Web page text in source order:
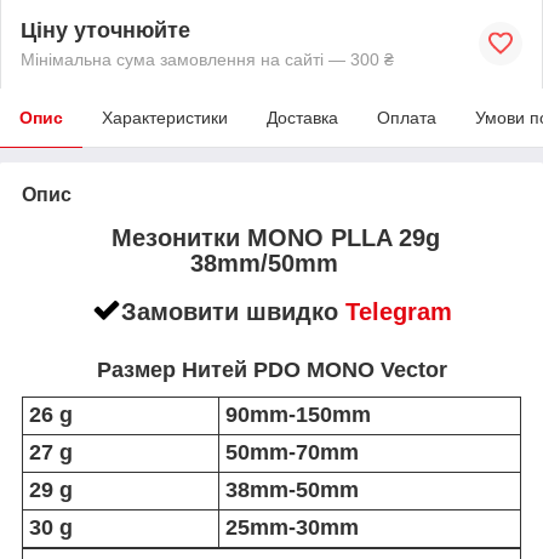
Ціну уточнюйте
Мінімальна сума замовлення на сайті — 300 ₴
Опис Характеристики Доставка Оплата Умови
Опис
Мезонитки MONO PLLA 29g
38mm/50mm
Замовити швидко Telegram
Размер Нитей PDO MONO Vector
26 g
90mm-150mm
27 g
50mm-70mm
29 g
38mm-50mm
30 g
25mm-30mm